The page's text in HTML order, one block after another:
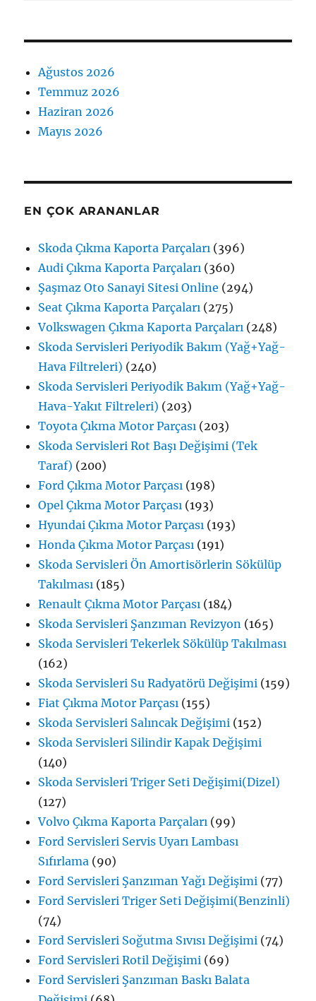
Ağustos 2026
Temmuz 2026
Haziran 2026
Mayıs 2026
EN ÇOK ARANANLAR
Skoda Çıkma Kaporta Parçaları (396)
Audi Çıkma Kaporta Parçaları (360)
Şaşmaz Oto Sanayi Sitesi Online (294)
Seat Çıkma Kaporta Parçaları (275)
Volkswagen Çıkma Kaporta Parçaları (248)
Skoda Servisleri Periyodik Bakım (Yağ+Yağ-
Hava Filtreleri) (240)
Skoda Servisleri Periyodik Bakım (Yağ+Yağ-
Hava-Yakıt Filtreleri) (203)
Toyota Çıkma Motor Parçası (203)
Skoda Servisleri Rot Başı Değişimi (Tek
Taraf) (200)
Ford Çıkma Motor Parçası (198)
Opel Çıkma Motor Parçası (193)
Hyundai Çıkma Motor Parçası (193)
Honda Çıkma Motor Parçası (191)
Skoda Servisleri Ön Amortisörlerin Sökülüp
Takılması (185)
Renault Çıkma Motor Parçası (184)
Skoda Servisleri Şanzıman Revizyon (165)
Skoda Servisleri Tekerlek Sökülüp Takılması
(162)
Skoda Servisleri Su Radyatörü Değişimi (159)
Fiat Çıkma Motor Parçası (155)
Skoda Servisleri Salıncak Değişimi (152)
Skoda Servisleri Silindir Kapak Değişimi
(140)
Skoda Servisleri Triger Seti Değişimi(Dizel)
(127)
Volvo Çıkma Kaporta Parçaları (99)
Ford Servisleri Servis Uyarı Lambası
Sıfırlama (90)
Ford Servisleri Şanzıman Yağı Değişimi (77)
Ford Servisleri Triger Seti Değişimi(Benzinli)
(74)
Ford Servisleri Soğutma Sıvısı Değişimi (74)
Ford Servisleri Rotil Değişimi (69)
Ford Servisleri Şanzıman Baskı Balata